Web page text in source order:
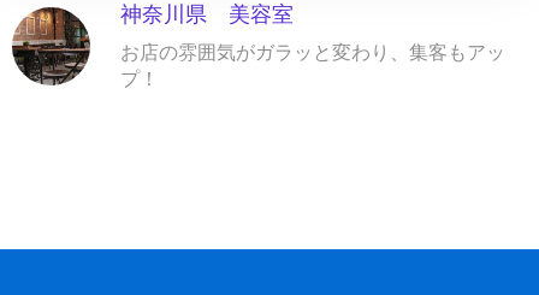
神奈川県 美容室
お店の雰囲気がガラッと変わり、集客もアッ
プ！